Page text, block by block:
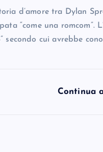
d’amore tra Dylan
“come una romcom”.
secondo cui avrebbe
Continua